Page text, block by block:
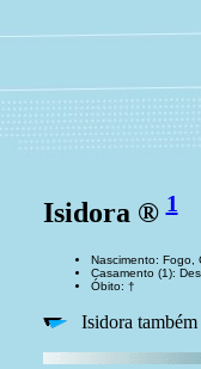
Isidora ®1
Nascimento: Fogo,
Casamento (1):
Óbito: †
Isidora também